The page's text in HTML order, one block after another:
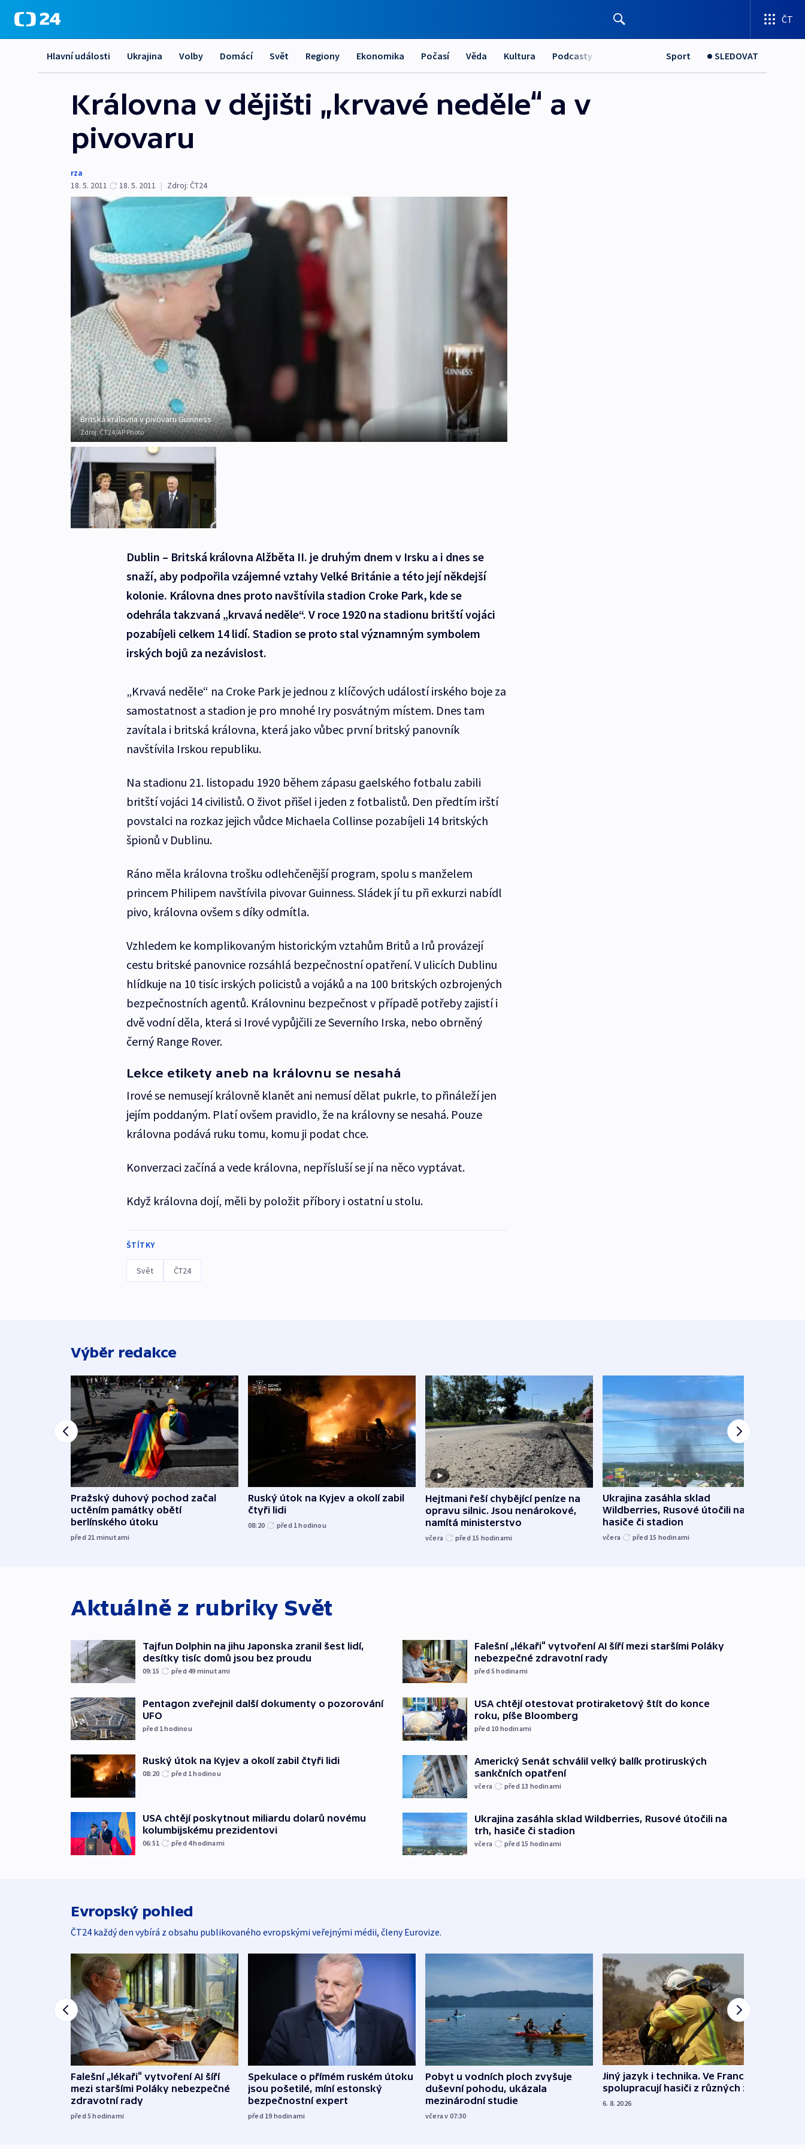
ČT
Hlavní události Ukrajina Volby Domácí Svět Regiony Ekonomika Počasí Věda Kultura Podcasty Sport SLEDOVAT
Královna v dějišti „krvavé neděle“ a v
pivovaru
rza
18. 5. 2011
18. 5. 2011 | Zdroj: ČT24
Britská královna v pivovaru Guinness
Zdroj:ČT24/AP Photo
Dublin – Britská královna Alžběta II. je druhým dnem v Irsku a i dnes se
snaží, aby podpořila vzájemné vztahy Velké Británie a této její někdejší
kolonie. Královna dnes proto navštívila stadion Croke Park, kde se
odehrála takzvaná „krvavá neděle“. V roce 1920 na stadionu britští vojáci
pozabíjeli celkem 14 lidí. Stadion se proto stal významným symbolem
irských bojů za nezávislost.
„Krvavá neděle“ na Croke Park je jednou z klíčových událostí irského boje za
samostatnost a stadion je pro mnohé Iry posvátným místem. Dnes tam
zavítala i britská královna, která jako vůbec první britský panovník
navštívila Irskou republiku.
Na stadionu 21. listopadu 1920 během zápasu gaelského fotbalu zabili
britští vojáci 14 civilistů. O život přišel i jeden z fotbalistů. Den předtím irští
povstalci na rozkaz jejich vůdce Michaela Collinse pozabíjeli 14 britských
špionů v Dublinu.
Ráno měla královna trošku odlehčenější program, spolu s manželem
princem Philipem navštívila pivovar Guinness. Sládek jí tu při exkurzi nabídl
pivo, královna ovšem s díky odmítla.
Vzhledem ke komplikovaným historickým vztahům Britů a Irů provázejí
cestu britské panovnice rozsáhlá bezpečnostní opatření. V ulicích Dublinu
hlídkuje na 10 tisíc irských policistů a vojáků a na 100 britských ozbrojených
bezpečnostních agentů. Královninu bezpečnost v případě potřeby zajistí i
dvě vodní děla, která si Irové vypůjčili ze Severního Irska, nebo obrněný
černý Range Rover.
Lekce etikety aneb na královnu se nesahá
Irové se nemusejí královně klanět ani nemusí dělat pukrle, to přináleží jen
jejím poddaným. Platí ovšem pravidlo, že na královny se nesahá. Pouze
královna podává ruku tomu, komu ji podat chce.
Konverzaci začíná a vede královna, nepřísluší se jí na něco vyptávat.
Když královna dojí, měli by položit příbory i ostatní u stolu.
ŠTÍTKY
Svět ČT24
Výběr redakce
Pražský duhový pochod začal
uctěním památky obětí
berlínského útoku
před 21 minutami
Ruský útok na Kyjev a okolí zabil
čtyři lidi
08:20 před 1hodinou
Hejtmani řeší chybějící peníze na
opravu silnic. Jsou nenárokové,
namítá ministerstvo
včera před 15 hodinami
Ukrajina zasáhla sklad
Wildberries, Rusové útočili na trh,
hasiče či stadion
včera před 15 hodinami
Aktuálně z rubriky Svět
Tajfun Dolphin na jihu Japonska zranil šest lidí,
desítky tisíc domů jsou bez proudu
09:15 před 49 minutami
Pentagon zveřejnil další dokumenty o pozorování
UFO
před 1hodinou
Ruský útok na Kyjev a okolí zabil čtyři lidi
08:20 před 1hodinou
USA chtějí poskytnout miliardu dolarů novému
kolumbijskému prezidentovi
06:51 před 4hodinami
Falešní „lékaři“ vytvoření AI šíří mezi staršími Poláky
nebezpečné zdravotní rady
před 5hodinami
USA chtějí otestovat protiraketový štít do konce
roku, píše Bloomberg
před 10 hodinami
Americký Senát schválil velký balík protiruských
sankčních opatření
včera před 13 hodinami
Ukrajina zasáhla sklad Wildberries, Rusové útočili na
trh, hasiče či stadion
včera před 15 hodinami
Evropský pohled
ČT24 každý den vybírá z obsahu publikovaného evropskými veřejnými médii, členy Eurovize.
Falešní „lékaři“ vytvoření AI šíří
mezi staršími Poláky nebezpečné
zdravotní rady
před 5hodinami
Spekulace o přímém ruském útoku
jsou pošetilé, míní estonský
bezpečnostní expert
před 19 hodinami
Pobyt u vodních ploch zvyšuje
duševní pohodu, ukázala
mezinárodní studie
včera v 07:30
Jiný jazyk i technika. Ve Francii
spolupracují hasiči z různých zemí
6. 8. 2026